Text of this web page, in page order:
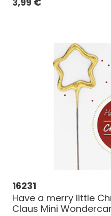
16231
Have a merry little
Claus Mini